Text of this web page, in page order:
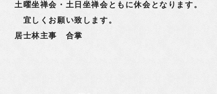
土曜坐禅会・土日坐禅会ともに休会となります。
宜しくお願い致します。
居士林主事 合掌